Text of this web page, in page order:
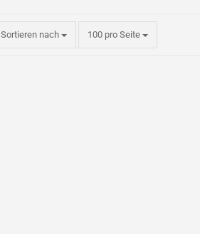
Sortieren nach 100 pro Seite